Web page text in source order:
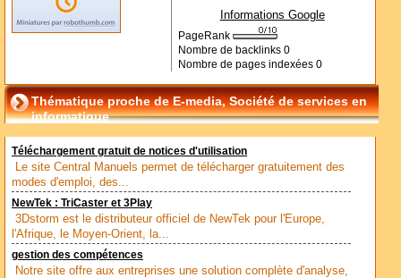
Informations Google
PageRank
Nombre de backlinks 0
Nombre de pages indexées 0
Thématique proche de E-media, Société de services en
informatique
Téléchargement gratuit de notices d'utilisation
Le site Central Manuels permet de télécharger gratuitement des
modes d'emploi, des...
NewTek : TriCaster et 3Play
3Dstorm est le distributeur officiel de NewTek pour l'Europe,
l'Afrique, le Moyen-Orient, la...
gestion des compétences
Notre site offre aux entreprises une solution complète d'analyse,